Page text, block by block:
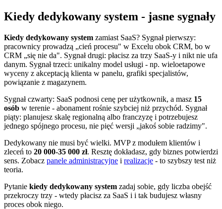
Kiedy dedykowany system - jasne sygnały
Kiedy dedykowany system zamiast SaaS? Sygnał pierwszy:
pracownicy prowadzą „cień procesu" w Excelu obok CRM, bo w
CRM „się nie da". Sygnał drugi: płacisz za trzy SaaS-y i nikt nie ufa
danym. Sygnał trzeci: unikalny model usługi - np. wieloetapowe
wyceny z akceptacją klienta w panelu, grafiki specjalistów,
powiązanie z magazynem.
Sygnał czwarty: SaaS podnosi cenę per użytkownik, a masz 15
osób w terenie - abonament rośnie szybciej niż przychód. Sygnał
piąty: planujesz skalę regionalną albo franczyzę i potrzebujesz
jednego spójnego procesu, nie pięć wersji „jakoś sobie radzimy".
Dedykowany nie musi być wielki. MVP z modułem klientów i
zleceń to 20 000-35 000 zł. Resztę dokładasz, gdy biznes potwierdzi
sens. Zobacz panele administracyjne i realizacje - to szybszy test niż
teoria.
Pytanie kiedy dedykowany system zadaj sobie, gdy liczba obejść
przekroczy trzy - wtedy płacisz za SaaS i i tak budujesz własny
proces obok niego.